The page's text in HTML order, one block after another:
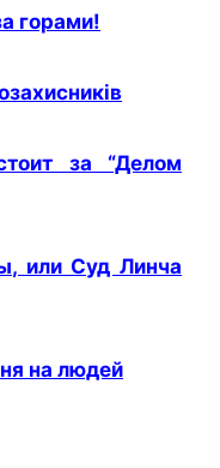
горами!
за “Делом
или Суд Линча
на людей